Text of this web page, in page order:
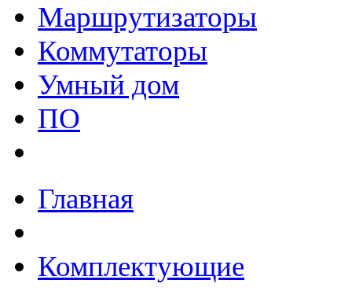
Маршрутизаторы
Коммутаторы
Умный дом
ПО
Главная
Комплектующие